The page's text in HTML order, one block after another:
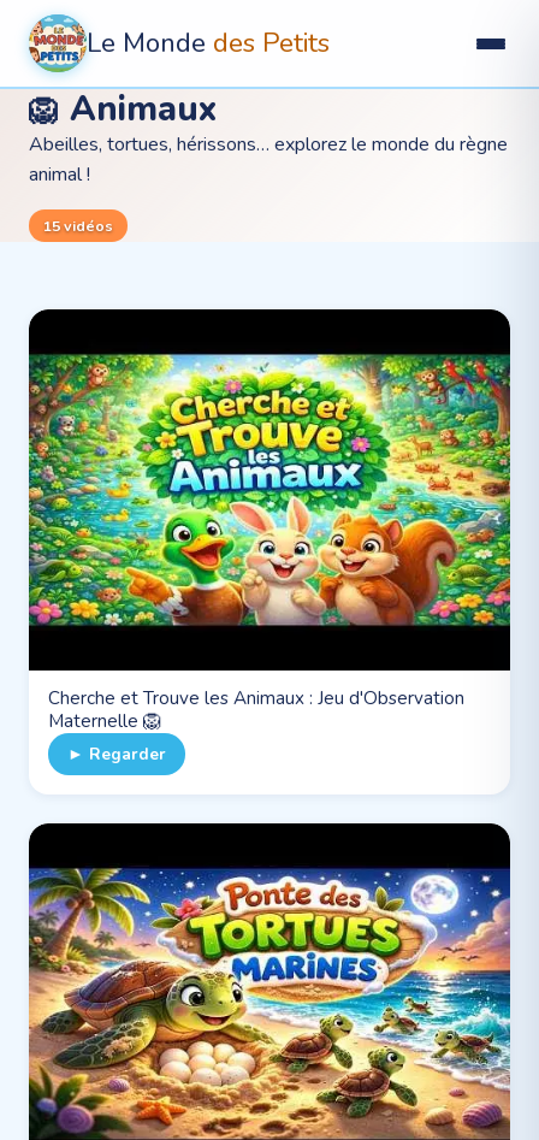
Le Monde des Petits
🦁 Animaux
Abeilles, tortues, hérissons… explorez le monde du règne
animal !
15vidéos
Cherche et Trouve les Animaux : Jeu d'Observation
Maternelle 🦁
► Regarder